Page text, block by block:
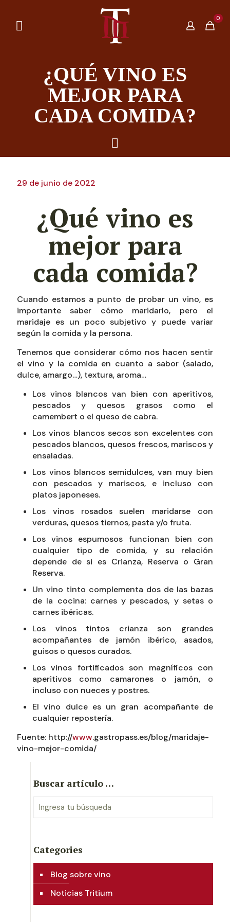
0
¿QUÉ VINO ES
MEJOR PARA
CADA COMIDA?
29 de junio de 2022
¿Qué vino es
mejor para
cada comida?
Cuando estamos a punto de probar un vino, es
importante saber cómo maridarlo, pero el
maridaje es un poco subjetivo y puede variar
según la comida y la persona.
Tenemos que considerar cómo nos hacen sentir
el vino y la comida en cuanto a sabor (salado,
dulce, amargo…), textura, aroma…
Los vinos blancos van bien con aperitivos,
pescados y quesos grasos como el
camembert o el queso de cabra.
Los vinos blancos secos son excelentes con
pescados blancos, quesos frescos, mariscos y
ensaladas.
Los vinos blancos semidulces, van muy bien
con pescados y mariscos, e incluso con
platos japoneses.
Los vinos rosados suelen maridarse con
verduras, quesos tiernos, pasta y/o fruta.
Los vinos espumosos funcionan bien con
cualquier tipo de comida, y su relación
depende de si es Crianza, Reserva o Gran
Reserva.
Un vino tinto complementa dos de las bazas
de la cocina: carnes y pescados, y setas o
carnes ibéricas.
Los vinos tintos crianza son grandes
acompañantes de jamón ibérico, asados,
guisos o quesos curados.
Los vinos fortificados son magníficos con
aperitivos como camarones o jamón, o
incluso con nueces y postres.
El vino dulce es un gran acompañante de
cualquier repostería.
Fuente: http://www.gastropass.es/blog/maridaje-
vino-mejor-comida/
Buscar artículo …
Categories
Blog sobre vino
Noticias Tritium